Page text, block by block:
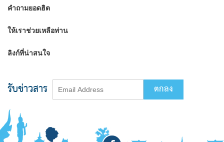
คำถามยอดฮิต
ให้เราช่วยเหลือท่าน
ลิงก์ที่น่าสนใจ
รับข่าวสาร